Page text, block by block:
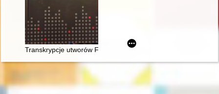
Transkrypcje utworów Fryderyka Chopina : katalog